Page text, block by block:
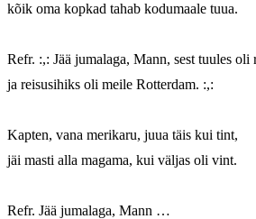
kõik oma kopkad tahab kodumaale tuua.
Refr. :,: Jää jumalaga, Mann, sest tuules oli
ja reisusihiks oli meile Rotterdam. :,:
Kapten, vana merikaru, juua täis kui tint,
jäi masti alla magama, kui väljas oli vint.
Refr. Jää jumalaga, Mann …